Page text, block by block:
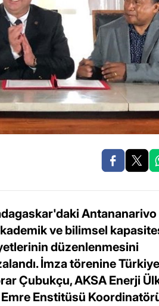
Antananarivo
ve bilimsel
düzenlenmesini
İmza törenine
Çubukçu, AKSA Enerji
Enstitüsü